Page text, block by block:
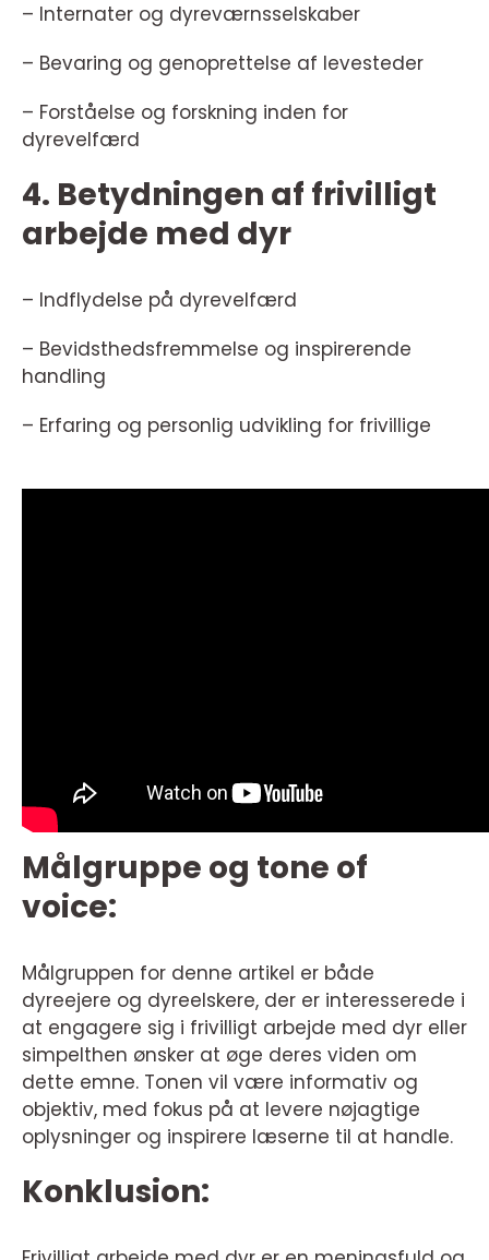
– Internater og dyreværnsselskaber
– Bevaring og genoprettelse af levesteder
– Forståelse og forskning inden for
dyrevelfærd
4. Betydningen af frivilligt
arbejde med dyr
– Indflydelse på dyrevelfærd
– Bevidsthedsfremmelse og inspirerende
handling
– Erfaring og personlig udvikling for frivillige
Målgruppe og tone of
voice:
Målgruppen for denne artikel er både
dyreejere og dyreelskere, der er interesserede i
at engagere sig i frivilligt arbejde med dyr eller
simpelthen ønsker at øge deres viden om
dette emne. Tonen vil være informativ og
objektiv, med fokus på at levere nøjagtige
oplysninger og inspirere læserne til at handle.
Konklusion: